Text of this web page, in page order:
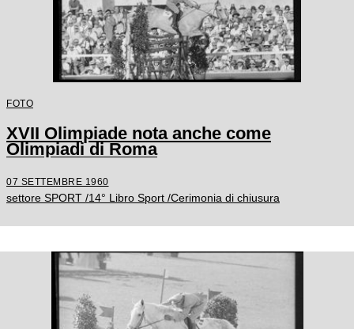
FOTO
XVII Olimpiade nota anche come
Olimpiadi di Roma
07 SETTEMBRE 1960
settore SPORT /14° Libro Sport /Cerimonia di chiusura